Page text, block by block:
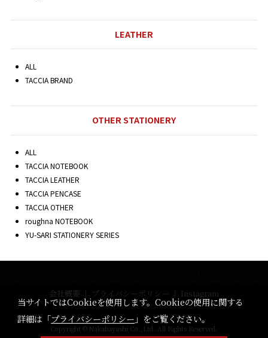
LEATHER
ALL
TACCIA BRAND
OTHER STATIONERY
ALL
TACCIA NOTEBOOK
TACCIA LEATHER
TACCIA PENCASE
TACCIA OTHER
roughna NOTEBOOK
YU-SARI STATIONERY SERIES
会社概要 ｜ プライバシーポリシー ｜ Instagram
Copyright © Nakabayashi Co.,Ltd. All Rights Reserved.
当サイトではCookieを使用します。Cookieの使用に関する
詳細は「プライバシーポリシー 」をご覧ください。